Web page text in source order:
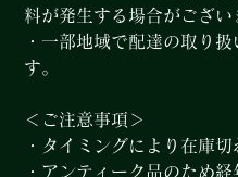
料が発生する場合がござい
・一部地域で配達の取り
す。
＜ご注意事項＞
・タイミングにより在庫
・アンティーク品のため